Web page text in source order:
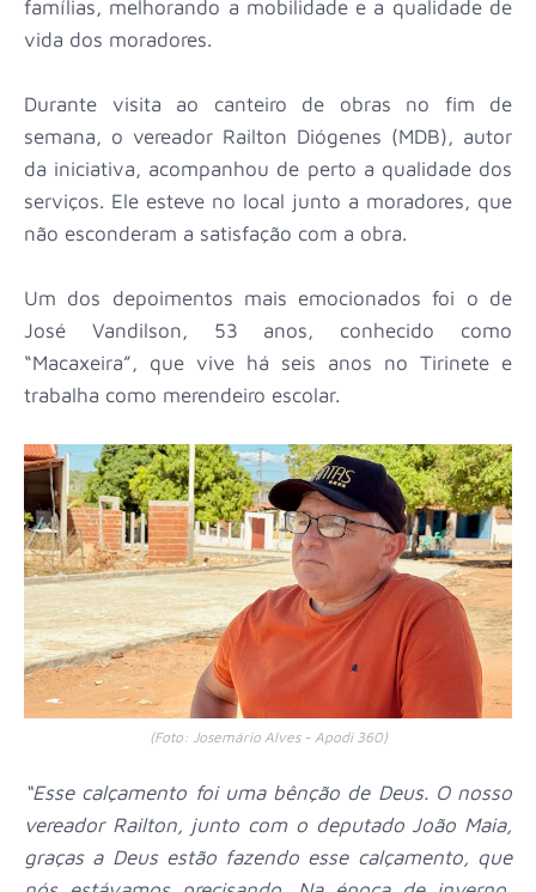
famílias, melhorando a mobilidade e a qualidade de
vida dos moradores.
Durante visita ao canteiro de obras no fim de
semana, o vereador Railton Diógenes (MDB), autor
da iniciativa, acompanhou de perto a qualidade dos
serviços. Ele esteve no local junto a moradores, que
não esconderam a satisfação com a obra.
Um dos depoimentos mais emocionados foi o de
José Vandilson, 53 anos, conhecido como
“Macaxeira”, que vive há seis anos no Tirinete e
trabalha como merendeiro escolar.
(Foto: Josemário Alves - Apodi 360)
“Esse calçamento foi uma bênção de Deus. O nosso
vereador Railton, junto com o deputado João Maia,
graças a Deus estão fazendo esse calçamento, que